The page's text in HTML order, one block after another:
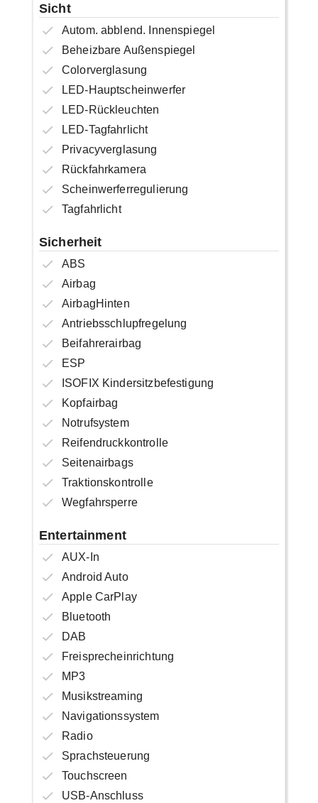
Sicht
Autom. abblend. Innenspiegel
Beheizbare Außenspiegel
Colorverglasung
LED-Hauptscheinwerfer
LED-Rückleuchten
LED-Tagfahrlicht
Privacyverglasung
Rückfahrkamera
Scheinwerferregulierung
Tagfahrlicht
Sicherheit
ABS
Airbag
AirbagHinten
Antriebsschlupfregelung
Beifahrerairbag
ESP
ISOFIX Kindersitzbefestigung
Kopfairbag
Notrufsystem
Reifendruckkontrolle
Seitenairbags
Traktionskontrolle
Wegfahrsperre
Entertainment
AUX-In
Android Auto
Apple CarPlay
Bluetooth
DAB
Freisprecheinrichtung
MP3
Musikstreaming
Navigationssystem
Radio
Sprachsteuerung
Touchscreen
USB-Anschluss